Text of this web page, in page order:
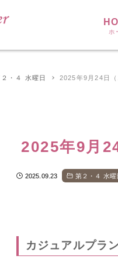
ホ
・４ 水曜日 2025年9月24日
2025年9月
2025.09.23 第２・４ 水曜
カジュアルプラ